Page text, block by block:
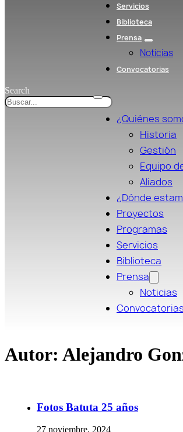
Search
Servicios
Biblioteca
Prensa
Noticias
Convocatorias
¿Quiénes
Historia
Gestión
Equipo
Aliados
¿Dónde
Proyectos
Programas
Servicios
Biblioteca
Prensa
Noticias
Autor: Alejandro
Fotos Batuta 25 años
27 noviembre, 2024